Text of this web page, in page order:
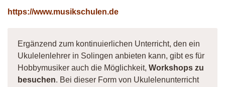
https://www.musikschulen.de
Ergänzend zum kontinuierlichen Unterricht, den ein
Ukulelenlehrer in Solingen anbieten kann, gibt es für
Hobbymusiker auch die Möglichkeit, Workshops zu
besuchen. Bei dieser Form von Ukulelenunterricht